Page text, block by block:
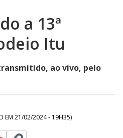
a 13ª
Itu
ao vivo, pelo
EM 21/02/2024 - 19H35)